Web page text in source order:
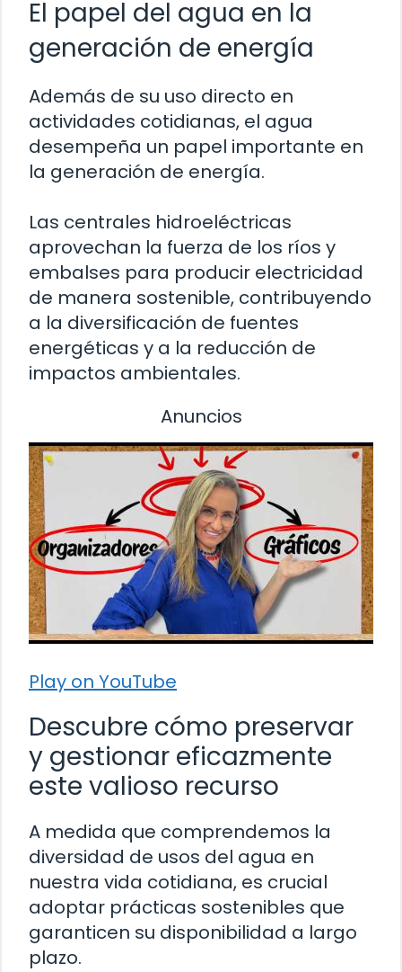
El papel del agua en la
generación de energía
Además de su uso directo en
actividades cotidianas, el agua
desempeña un papel importante en
la generación de energía.
Las centrales hidroeléctricas
aprovechan la fuerza de los ríos y
embalses para producir electricidad
de manera sostenible, contribuyendo
a la diversificación de fuentes
energéticas y a la reducción de
impactos ambientales.
Anuncios
Play on YouTube
Descubre cómo preservar
y gestionar eficazmente
este valioso recurso
A medida que comprendemos la
diversidad de usos del agua en
nuestra vida cotidiana, es crucial
adoptar prácticas sostenibles que
garanticen su disponibilidad a largo
plazo.